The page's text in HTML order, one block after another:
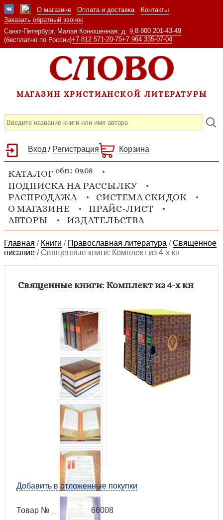
О магазине Оплата и доставка
Контакты
Заказать обратный звонок
Санкт-Петербург, Малая Конюшенная, д. 9, 8 800 201-43-49
(бесплатно по России)+7 812 571-20-75+7 964 335-07-04
МАГАЗИН ХРИСТИАНСКОЙ ЛИТЕРАТУРЫ
Вход / Регистрация Корзина
КАТАЛОГ обн.: 09.08
ПОДПИСКА НА РАССЫЛКУ
РАСПРОДАЖА
СИСТЕМА СКИДОК
О МАГАЗИНЕ
ПРАЙС-ЛИСТ
АВТОРЫ
ИЗДАТЕЛЬСТВА
Главная / Книги / Православная литература /Священное
писание /Священные книги: Комплект из 4-х кн
Священные книги: Комплект из 4-х кн
Добавить в отложенные покупки
Товар №
66008